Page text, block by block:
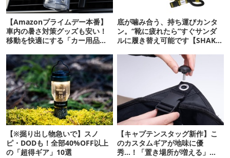
【Amazonプライムデー本番】
車内の暑さ対策グッズも安い！
移動を快適にする「カー用品」
底が噛み合う、持ち運びカンタ
ン。“靴に疲れたら”すぐサンダ
ルに履き替え可能です【SHAKA
【※掘り出し物急いで】スノ
ピ・DODも！全部40%OFF以上
の「超得ギア」10選
【キャプテンスタッグ新作】こ
のカスタムギアが地味に優
秀…！「置き場所が増える」